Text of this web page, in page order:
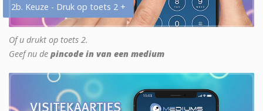
2b. Keuze - Druk op toets 2 +
Of u drukt op toets 2.
Geef nu de pincode in van een medium